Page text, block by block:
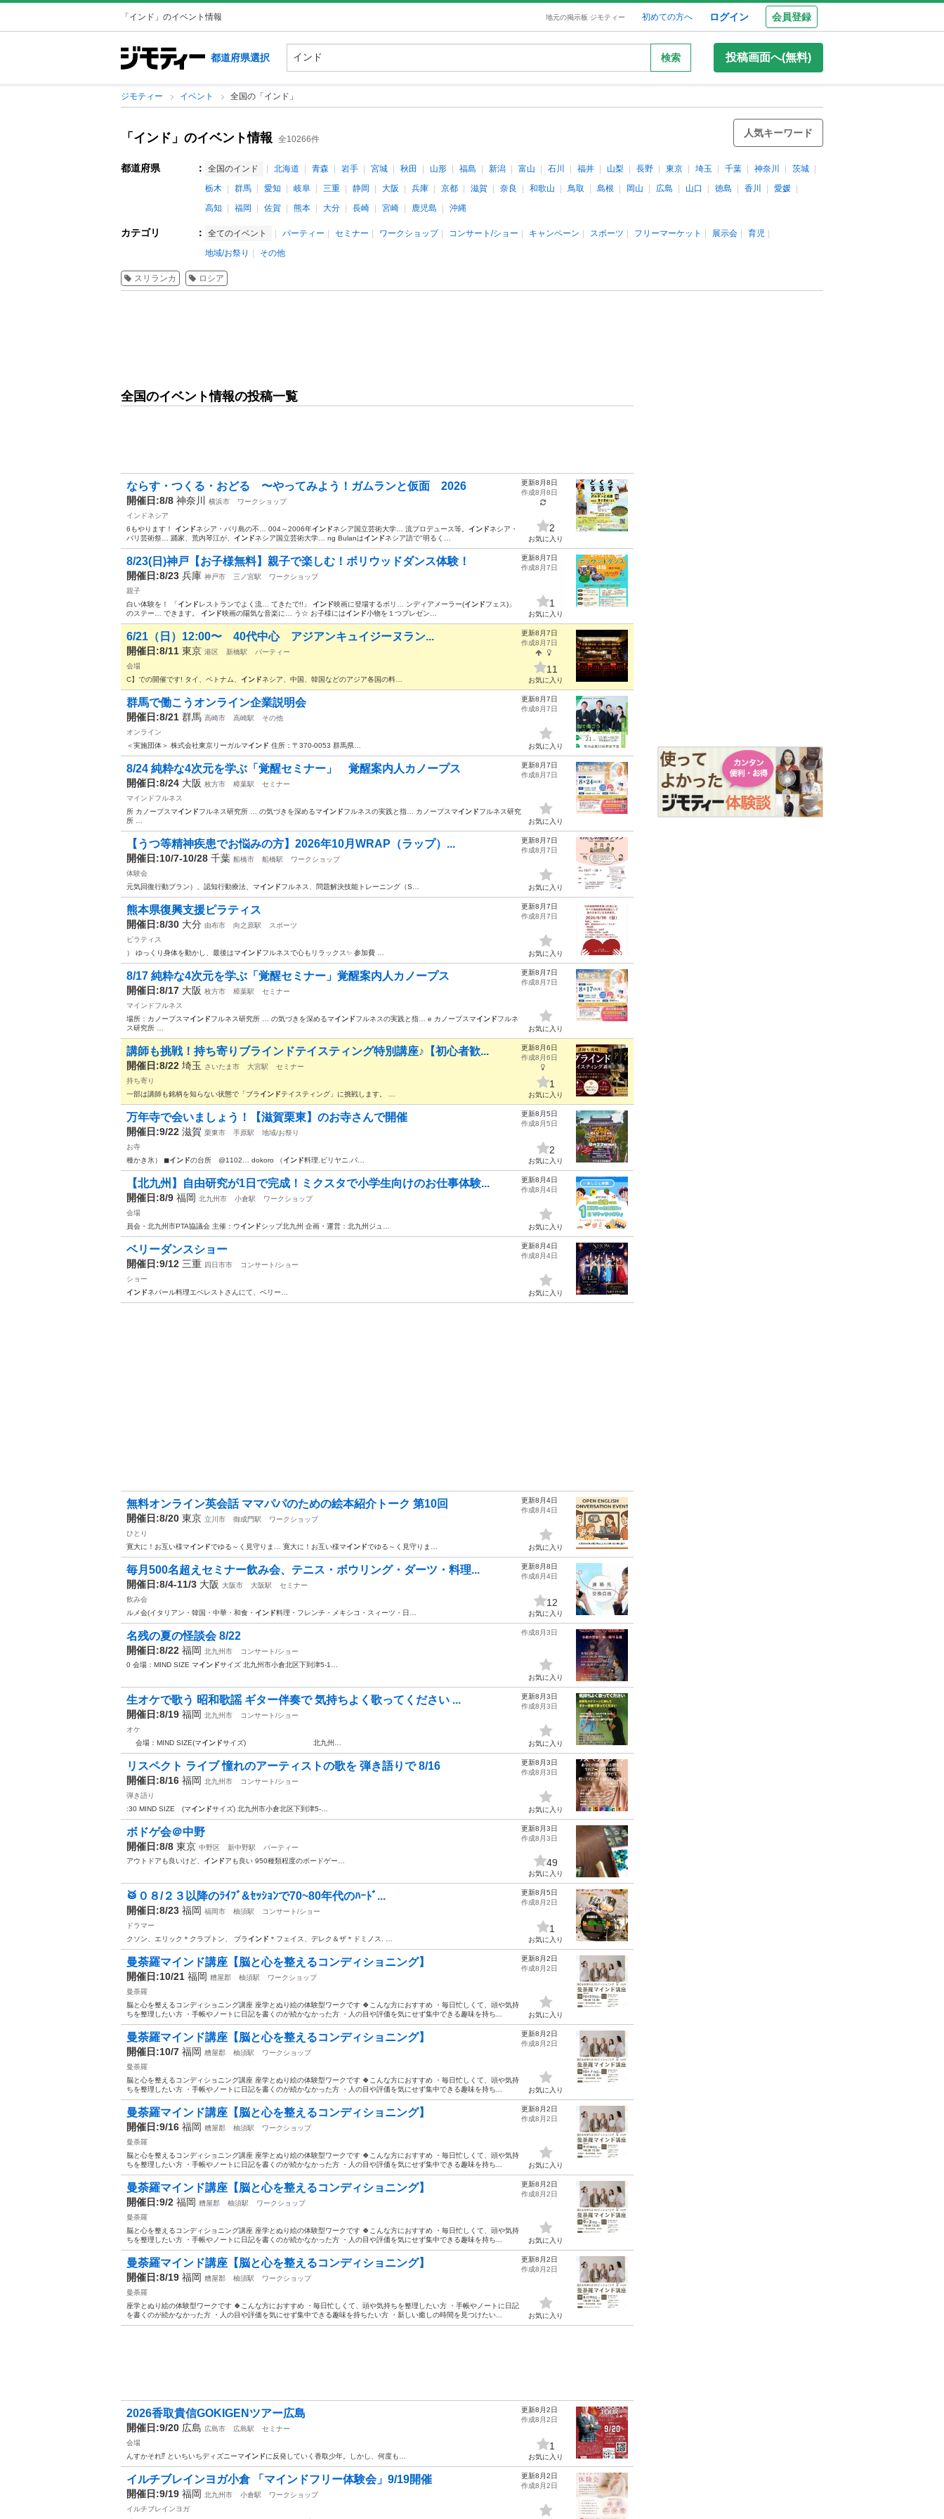
「インド」のイベント情報 地元の掲示板 ジモティー 初めての方へ ログイン 会員登録
都道府県選択 検索 投稿画面へ(無料)
ジモティー イベント 全国の「インド」
「インド」のイベント情報 全10266件
人気キーワード
都道府県 ： 全国のインド 北海道 青森 岩手 宮城 秋田 山形 福島 新潟 富山 石川 福井 山梨 長野 東京 埼玉 千葉 神奈川
茨城
栃木
群馬 愛知 岐阜 三重 静岡 大阪 兵庫 京都 滋賀 奈良 和歌山 鳥取 島根 岡山 広島 山口 徳島 香川
愛媛
高知
福岡 佐賀 熊本 大分 長崎 宮崎 鹿児島 沖縄
カテゴリ ： 全てのイベント パーティー セミナー ワークショップ コンサート/ショー キャンペーン スポーツ フリーマーケット 展示会
育児
地域/お祭り
その他
スリランカ ロシア
全国のイベント情報の投稿一覧
ならす・つくる・おどる 〜やってみよう！ガムランと仮面 2026
開催日:8/8 神奈川 横浜市
ワークショップ
インドネシア
6もやります！ インドネシア・バリ島の不… 004～2006年インドネシア国立芸術大学… 流プロデュース等。 インドネシア・
バリ芸術祭… 踊家、荒内琴江が、 インドネシア国立芸術大学… ng Bulanはインドネシア語で"明るく…
更新8月8日
作成8月8日
2
お気に入り
8/23(日)神戸【お子様無料】親子で楽しむ！ボリウッドダンス体験！
開催日:8/23 兵庫 神戸市 三ノ宮駅
ワークショップ
親子
白い体験を！ 「インドレストランでよく流… てきたで!!」 インド映画に登場するボリ… ンディアメーラー(インドフェス)」
のステー… できます。 インド映画の陽気な音楽に… う☆ お子様にはインド小物を１つプレゼン…
更新8月7日
作成8月7日
1
お気に入り
6/21（日）12:00〜 40代中心 アジアンキュイジーヌラン...
開催日:8/11 東京 港区 新橋駅
パーティー
会場
C】での開催です! タイ、ベトナム、 インドネシア、中国、韓国などのアジア各国の料…
更新8月7日
作成8月7日
11
お気に入り
群馬で働こうオンライン企業説明会
開催日:8/21 群馬 高崎市 高崎駅
その他
オンライン
＜実施団体＞ 株式会社東京リーガルマインド 住所：〒370-0053 群馬県…
更新8月7日
作成8月7日
お気に入り
8/24 純粋な4次元を学ぶ「覚醒セミナー」 覚醒案内人カノープス
開催日:8/24 大阪 枚方市 樟葉駅
セミナー
マインドフルネス
所 カノープスマインドフルネス研究所 … の気づきを深めるマインドフルネスの実践と指… カノープスマインドフルネス研究
所 …
更新8月7日
作成8月7日
お気に入り
【うつ等精神疾患でお悩みの方】2026年10月WRAP（ラップ）...
開催日:10/7-10/28 千葉 船橋市 船橋駅
ワークショップ
体験会
元気回復行動プラン）、認知行動療法、マインドフルネス、問題解決技能トレーニング（S…
更新8月7日
作成8月7日
お気に入り
熊本県復興支援ピラティス
開催日:8/30 大分 由布市 向之原駅
スポーツ
ピラティス
） ゆっくり身体を動かし、最後はマインドフルネスで心もリラックス✨ 参加費 …
更新8月7日
作成8月7日
お気に入り
8/17 純粋な4次元を学ぶ「覚醒セミナー」覚醒案内人カノープス
開催日:8/17 大阪 枚方市 樟葉駅
セミナー
マインドフルネス
場所：カノープスマインドフルネス研究所 … の気づきを深めるマインドフルネスの実践と指… e カノープスマインドフルネ
ス研究所 …
更新8月7日
作成8月7日
お気に入り
講師も挑戦！持ち寄りブラインドテイスティング特別講座♪【初心者歓...
開催日:8/22 埼玉 さいたま市 大宮駅
セミナー
持ち寄り
一部は講師も銘柄を知らない状態で「ブラインドテイスティング」に挑戦します。 …
更新8月6日
作成8月6日
1
お気に入り
万年寺で会いましょう！【滋賀栗東】のお寺さんで開催
開催日:9/22 滋賀 栗東市 手原駅
地域/お祭り
お寺
種かき氷） ◼︎インドの台所 @1102… dokoro （インド料理.ビリヤニ.パ…
更新8月5日
作成8月5日
2
お気に入り
【北九州】自由研究が1日で完成！ミクスタで小学生向けのお仕事体験...
開催日:8/9 福岡 北九州市 小倉駅
ワークショップ
会場
員会・北九州市PTA協議会 主催：ウインドシップ北九州 企画・運営：北九州ジュ…
更新8月4日
作成8月4日
お気に入り
ベリーダンスショー
開催日:9/12 三重 四日市市
コンサート/ショー
ショー
インドネパール料理エベレストさんにて、ベリー…
更新8月4日
作成8月4日
お気に入り
無料オンライン英会話 ママパパのための絵本紹介トーク 第10回
開催日:8/20 東京 立川市 御成門駅
ワークショップ
ひとり
寛大に！お互い様マインドでゆる～く見守りま… 寛大に！お互い様マインドでゆる～く見守りま…
更新8月4日
作成8月4日
お気に入り
毎月500名超えセミナー飲み会、テニス・ボウリング・ダーツ・料理...
開催日:8/4-11/3 大阪 大阪市 大阪駅
セミナー
飲み会
ルメ会(イタリアン・韓国・中華・和食・ インド料理・フレンチ・メキシコ・スィーツ・日…
更新8月8日
作成8月4日
12
お気に入り
名残の夏の怪談会 8/22
開催日:8/22 福岡 北九州市
コンサート/ショー
0 会場：MIND SIZE マインドサイズ 北九州市小倉北区下到津5-1…
作成8月3日
お気に入り
生オケで歌う 昭和歌謡 ギター伴奏で 気持ちよく歌ってください ...
開催日:8/19 福岡 北九州市
コンサート/ショー
オケ
会場：MIND SIZE(マインドサイズ) 北九州…
更新8月3日
作成8月3日
お気に入り
リスペクト ライブ 憧れのアーティストの歌を 弾き語りで 8/16
開催日:8/16 福岡 北九州市
コンサート/ショー
弾き語り
:30 MIND SIZE (マインドサイズ) 北九州市小倉北区下到津5-…
更新8月3日
作成8月3日
お気に入り
ボドゲ会＠中野
開催日:8/8 東京 中野区 新中野駅
パーティー
アウトドアも良いけど、 インドアも良い 950種類程度のボードゲー…
更新8月3日
作成8月3日
49
お気に入り
🥁０８/２３以降のﾗｲﾌﾞ&ｾｯｼｮﾝで70~80年代のﾊｰﾄﾞ...
開催日:8/23 福岡 福岡市 柚須駅
コンサート/ショー
ドラマー
クソン、エリック＊クラプトン、 ブラインド ＊フェイス、デレク＆ザ＊ドミノス. …
更新8月5日
作成8月2日
1
お気に入り
曼荼羅マインド講座【脳と心を整えるコンディショニング】
開催日:10/21 福岡 糟屋郡 柚須駅
ワークショップ
曼荼羅
脳と心を整えるコンディショニング講座 座学とぬり絵の体験型ワークです 🍀こんな方におすすめ ・毎日忙しくて、頭や気持
ちを整理したい方 ・手帳やノートに日記を書くのが続かなかった方 ・人の目や評価を気にせず集中できる趣味を持ち...
更新8月2日
作成8月2日
お気に入り
曼荼羅マインド講座【脳と心を整えるコンディショニング】
開催日:10/7 福岡 糟屋郡 柚須駅
ワークショップ
曼荼羅
脳と心を整えるコンディショニング講座 座学とぬり絵の体験型ワークです 🍀こんな方におすすめ ・毎日忙しくて、頭や気持
ちを整理したい方 ・手帳やノートに日記を書くのが続かなかった方 ・人の目や評価を気にせず集中できる趣味を持ち...
更新8月2日
作成8月2日
お気に入り
曼荼羅マインド講座【脳と心を整えるコンディショニング】
開催日:9/16 福岡 糟屋郡 柚須駅
ワークショップ
曼荼羅
脳と心を整えるコンディショニング講座 座学とぬり絵の体験型ワークです 🍀こんな方におすすめ ・毎日忙しくて、頭や気持
ちを整理したい方 ・手帳やノートに日記を書くのが続かなかった方 ・人の目や評価を気にせず集中できる趣味を持ち...
更新8月2日
作成8月2日
お気に入り
曼荼羅マインド講座【脳と心を整えるコンディショニング】
開催日:9/2 福岡 糟屋郡 柚須駅
ワークショップ
曼荼羅
脳と心を整えるコンディショニング講座 座学とぬり絵の体験型ワークです 🍀こんな方におすすめ ・毎日忙しくて、頭や気持
ちを整理したい方 ・手帳やノートに日記を書くのが続かなかった方 ・人の目や評価を気にせず集中できる趣味を持ち...
更新8月2日
作成8月2日
お気に入り
曼荼羅マインド講座【脳と心を整えるコンディショニング】
開催日:8/19 福岡 糟屋郡 柚須駅
ワークショップ
曼荼羅
座学とぬり絵の体験型ワークです 🍀こんな方におすすめ ・毎日忙しくて、頭や気持ちを整理したい方 ・手帳やノートに日記
を書くのが続かなかった方 ・人の目や評価を気にせず集中できる趣味を持ちたい方 ・新しい癒しの時間を見つけたい...
更新8月2日
作成8月2日
お気に入り
2026香取貴信GOKIGENツアー広島
開催日:9/20 広島 広島市 広島駅
セミナー
会場
んすかそれ⁉️ といちいちディズニーマインドに反発していく香取少年。しかし、何度も…
更新8月2日
作成8月2日
1
お気に入り
イルチブレインヨガ小倉 「マインドフリー体験会」9/19開催
開催日:9/19 福岡 北九州市 小倉駅
ワークショップ
イルチブレインヨガ
更新8月2日
作成8月2日